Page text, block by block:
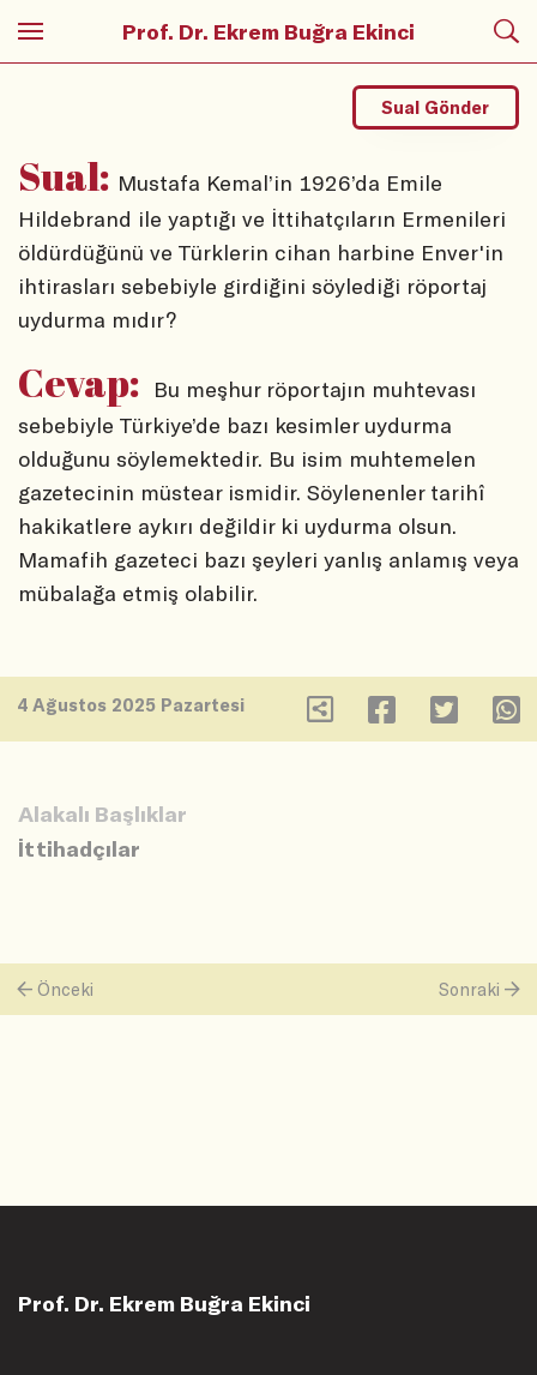
Prof. Dr. Ekrem Buğra Ekinci
Sual: Mustafa Kemal’in 1926’da Emile
Hildebrand ile yaptığı ve İttihatçıların Ermenileri
öldürdüğünü ve Türklerin cihan harbine Enver'in
ihtirasları sebebiyle girdiğini söylediği röportaj
uydurma mıdır?
Sual Gönder
Cevap:
Bu meşhur röportajın muhtevası
sebebiyle Türkiye’de bazı kesimler uydurma
olduğunu söylemektedir. Bu isim muhtemelen
gazetecinin müstear ismidir. Söylenenler tarihî
hakikatlere aykırı değildir ki uydurma olsun.
Mamafih gazeteci bazı şeyleri yanlış anlamış veya
mübalağa etmiş olabilir.
4 Ağustos 2025 Pazartesi
Alakalı Başlıklar
İttihadçılar
Önceki Sonraki
Prof. Dr. Ekrem Buğra Ekinci